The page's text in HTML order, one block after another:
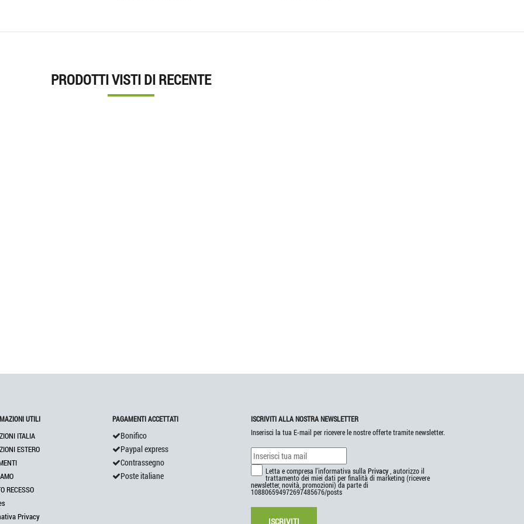
PRODOTTI VISTI DI RECENTE
UTILI
ITALIA
ESTERO
RECESSO
Privacy
PAGAMENTI ACCETTATI
Bonifico
Paypal express
Contrassegno
Poste italiane
ISCRIVITI ALLA NOSTRA NEWSLETTER
Inserisci la tua E-mail per ricevere le nostre offerte tramite newsletter.
Letta e compresa l'informativa sulla Privacy , autorizzo il
trattamento dei miei dati per finalità di marketing (ricevere
newsletter, novità, promozioni) da parte di
108806594972697485676/posts
ISCRIVITI